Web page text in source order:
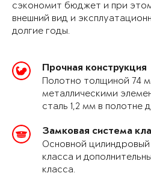
сэкономит бюджет и при
внешний вид и
долгие годы.
Прочная конструкция
Полотно толщиной 74
металлическими
сталь 1,2 мм в полотне
Замковая система
Основной
класса и
класса.